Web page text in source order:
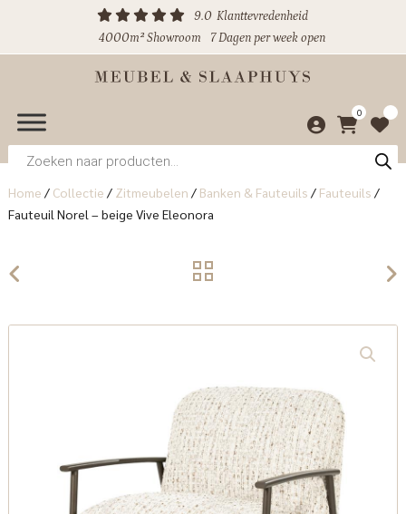
9.0 Klanttevredenheid
4000m² Showroom
7 Dagen per week open
0
Producten
zoeken
Home / Collectie / Zitmeubelen / Banken & Fauteuils / Fauteuils /
Fauteuil Norel – beige Vive Eleonora